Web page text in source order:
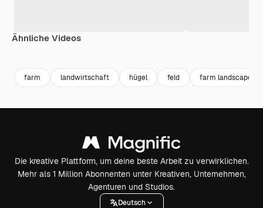
Ähnliche Videos
farm landwirtschaft hügel feld farm landscape
Die kreative Plattform, um deine beste Arbeit zu verwirklichen.
Mehr als 1 Million Abonnenten unter Kreativen, Unternehmen,
Agenturen und Studios.
Deutsch